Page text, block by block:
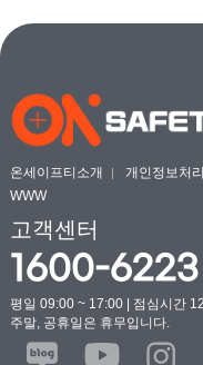
온세이프티소개 개인정보처
WWW
고객센터
1600-6223
평일 09:00 ~ 17:00 | 점심시간
주말, 공휴일은 휴무입니다.